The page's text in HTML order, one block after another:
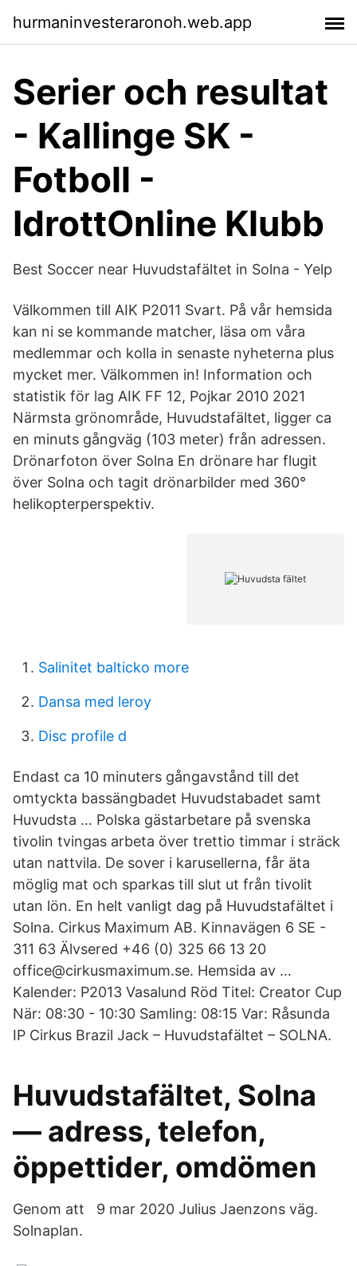
hurmaninvesteraronoh.web.app
Serier och resultat
- Kallinge SK -
Fotboll -
IdrottOnline Klubb
Best Soccer near Huvudstafältet in Solna - Yelp
Välkommen till AIK P2011 Svart. På vår hemsida
kan ni se kommande matcher, läsa om våra
medlemmar och kolla in senaste nyheterna plus
mycket mer. Välkommen in! Information och
statistik för lag AIK FF 12, Pojkar 2010 2021
Närmsta grönområde, Huvudstafältet, ligger ca
en minuts gångväg (103 meter) från adressen.
Drönarfoton över Solna En drönare har flugit
över Solna och tagit drönarbilder med 360°
helikopterperspektiv.
Salinitet balticko more
Dansa med leroy
Disc profile d
Endast ca 10 minuters gångavstånd till det
omtyckta bassängbadet Huvudstabadet samt
Huvudsta … Polska gästarbetare på svenska
tivolin tvingas arbeta över trettio timmar i sträck
utan nattvila. De sover i karusellerna, får äta
möglig mat och sparkas till slut ut från tivolit
utan lön. En helt vanligt dag på Huvudstafältet i
Solna. Cirkus Maximum AB. Kinnavägen 6 SE -
311 63 Älvsered +46 (0) 325 66 13 20
office@cirkusmaximum.se. Hemsida av …
Kalender: P2013 Vasalund Röd Titel: Creator Cup
När: 08:30 - 10:30 Samling: 08:15 Var: Råsunda
IP Cirkus Brazil Jack – Huvudstafältet – SOLNA.
Huvudstafältet, Solna
— adress, telefon,
öppettider, omdömen
Genom att 9 mar 2020 Julius Jaenzons väg.
Solnaplan.